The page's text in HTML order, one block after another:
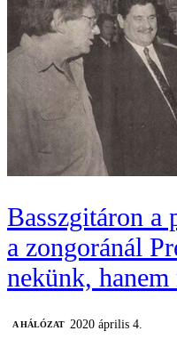
Basszgitáron a
a zongoránál
nekünk,
A HÁLÓZAT 2020 április 4.